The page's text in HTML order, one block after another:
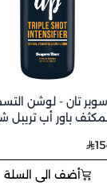
سوبر تان - لوشن
باور أب
أضف الى السلة